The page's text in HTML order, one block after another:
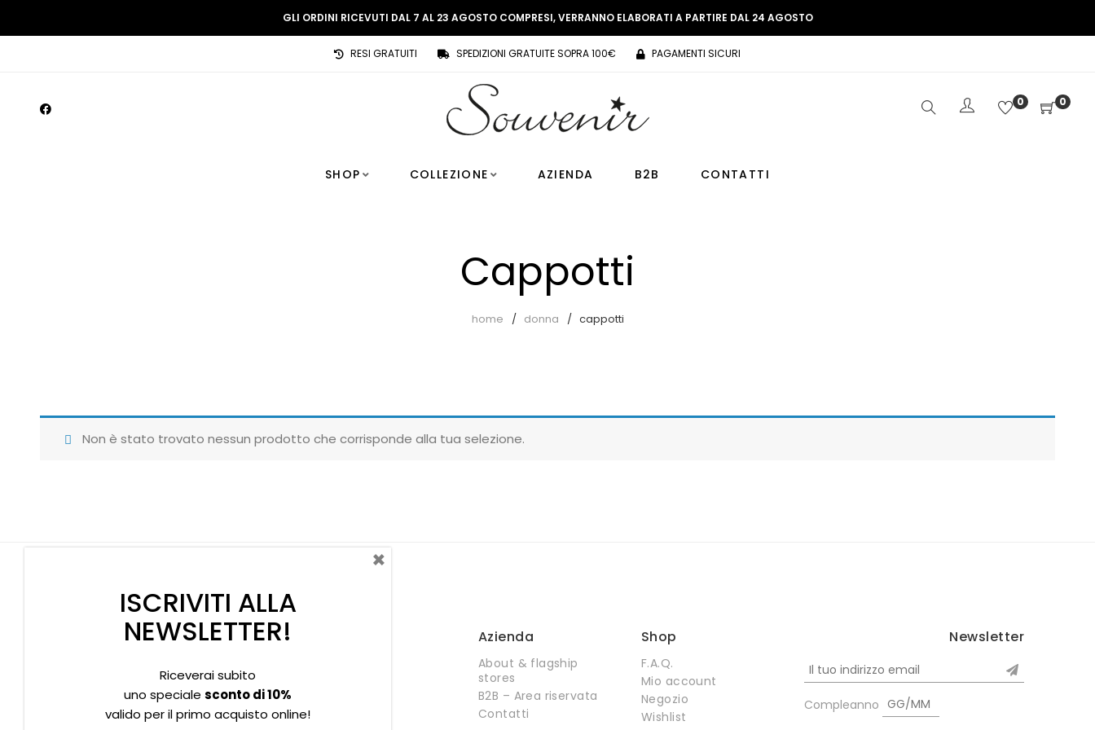
GLI ORDINI RICEVUTI DAL 7 AL 23 AGOSTO COMPRESI, VERRANNO ELABORATI A PARTIRE DAL 24 AGOSTO
RESI GRATUITI SPEDIZIONI GRATUITE SOPRA 100€ PAGAMENTI SICURI
0 0
SHOP COLLEZIONE AZIENDA B2B CONTATTI
Cappotti
home donna cappotti
Non è stato trovato nessun prodotto che corrisponde alla tua selezione.
Privacy policy Informativa Cookies
Azienda
About & flagship
stores
B2B – Area riservata
Contatti
Shop
F.A.Q.
Mio account
Negozio
Wishlist
Newsletter
Compleanno
ISCRIVITI ALLA
NEWSLETTER!
Riceverai subito
uno speciale sconto di 10%
valido per il primo acquisto online!
×